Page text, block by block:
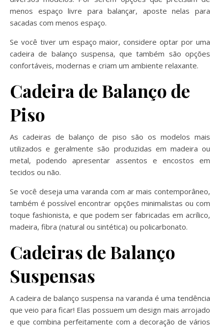
menos espaço livre para balançar, aposte nelas para
sacadas com menos espaço.
Se você tiver um espaço maior, considere optar por uma
cadeira de balanço suspensa, que também são opções
confortáveis, modernas e criam um ambiente relaxante.
Cadeira de Balanço de
Piso
As cadeiras de balanço de piso são os modelos mais
utilizados e geralmente são produzidas em madeira ou
metal, podendo apresentar assentos e encostos em
tecidos ou não.
Se você deseja uma varanda com ar mais contemporâneo,
também é possível encontrar opções minimalistas ou com
toque fashionista, e que podem ser fabricadas em acrílico,
madeira, fibra (natural ou sintética) ou policarbonato.
Cadeiras de Balanço
Suspensas
A cadeira de balanço suspensa na varanda é uma tendência
que veio para ficar! Elas possuem um design mais arrojado
e que combina perfeitamente com a decoração de vários